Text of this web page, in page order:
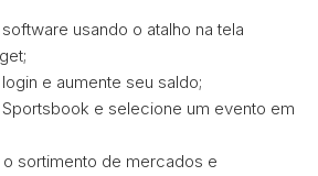
usando o atalho na tela
e aumente seu saldo;
e selecione um evento em
o sortimento de mercados e